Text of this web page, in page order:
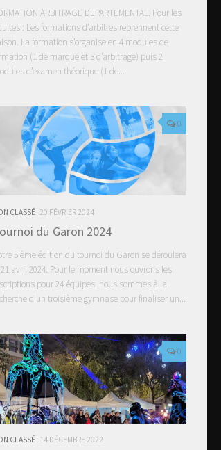
ARBITRAGE DEPARTEMENTAL. Pour les
: Les formations d’arbitres reprennent cette
La formation s’organise en 4 modules de
(1 de marque et 3 d’arbitrage) puis 2
d’examen théorique (1 de...
0
CLASSÉ 20 FÉVRIER 2024
du Garon 2024
5ième édition du tournoi du Garon se déroulera
avril 2024. Pour le moment nous ouvrons les
pour 24 équipes. nous sommes à la
d’un troisième gymnase pour finaliser un...
0
CLASSÉ 14 DÉCEMBRE 2022